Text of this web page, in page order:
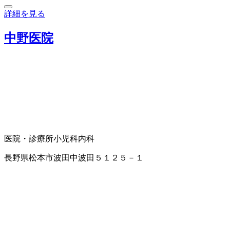
詳細を見る
中野医院
医院・診療所小児科内科
長野県松本市波田中波田５１２５－１